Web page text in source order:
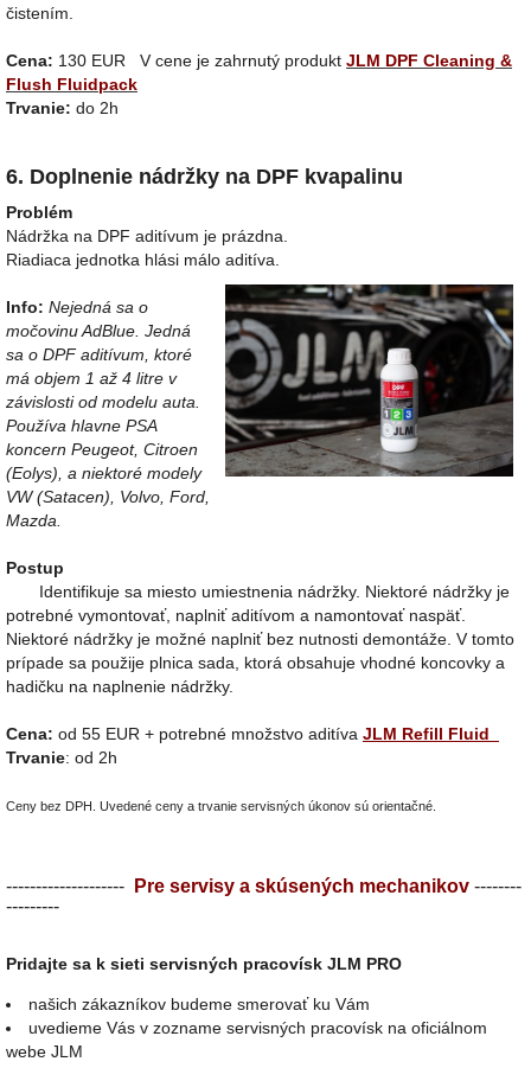
čistením.
Cena: 130 EUR V cene je zahrnutý produkt JLM DPF Cleaning &
Flush Fluidpack
Trvanie: do 2h
6. Doplnenie nádržky na DPF kvapalinu
Problém
Nádržka na DPF aditívum je prázdna.
Riadiaca jednotka hlási málo aditíva.
Info: Nejedná sa o
močovinu AdBlue. Jedná
sa o DPF aditívum, ktoré
má objem 1 až 4 litre v
závislosti od modelu auta.
Používa hlavne PSA
koncern Peugeot, Citroen
(Eolys), a niektoré modely
VW (Satacen), Volvo, Ford,
Mazda.
Postup
Identifikuje sa miesto umiestnenia nádržky. Niektoré nádržky je
potrebné vymontovať, naplniť aditívom a namontovať naspäť.
Niektoré nádržky je možné naplniť bez nutnosti demontáže. V tomto
prípade sa použije plnica sada, ktorá obsahuje vhodné koncovky a
hadičku na naplnenie nádržky.
Cena: od 55 EUR + potrebné množstvo aditíva JLM Refill Fluid
Trvanie: od 2h
Ceny bez DPH. Uvedené ceny a trvanie servisných úkonov sú orientačné.
-------------------- Pre servisy a skúsených mechanikov --------
---------
Pridajte sa k sieti servisných pracovísk JLM PRO
našich zákazníkov budeme smerovať ku Vám
uvedieme Vás v zozname servisných pracovísk na oficiálnom
webe JLM